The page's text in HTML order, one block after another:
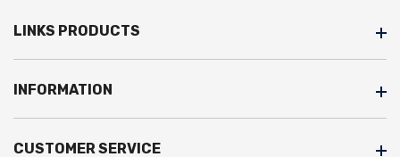
LINKS PRODUCTS
INFORMATION
CUSTOMER SERVICE